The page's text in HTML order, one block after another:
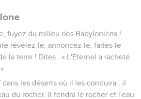
fuyez du milieu des Babyloniens !
révélez-le, annoncez-le, faites-le
la terre ! Dites : « L'Eternel a racheté
dans les déserts où il les conduira : il
du rocher, il fendra le rocher et l'eau